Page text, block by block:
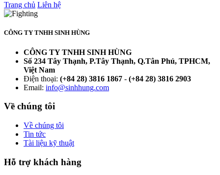
Trang chủ Liên hệ
CÔNG TY TNHH SINH HÙNG
CÔNG TY TNHH SINH HÙNG
Số 234 Tây Thạnh, P.Tây Thạnh, Q.Tân Phú, TPHCM,
Việt Nam
Điện thoại: (+84 28) 3816 1867 - (+84 28) 3816 2903
Email: info@sinhhung.com
Về chúng tôi
Về chúng tôi
Tin tức
Tài liệu kỹ thuật
Hỗ trợ khách hàng